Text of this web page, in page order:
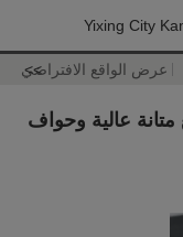
Yixing City
عرض الواقع الافتراضي
>>
عالية وحواف